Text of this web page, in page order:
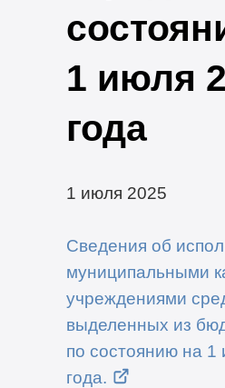
1 июля
года
1 июля 2025
Сведения об
муниципальными
учреждениями
выделенных из
по состоянию на
года.